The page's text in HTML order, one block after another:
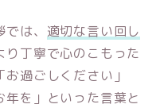
は、 適切な言い回し
り丁寧で心のこもった
過ごしください」
年を」といった言葉と